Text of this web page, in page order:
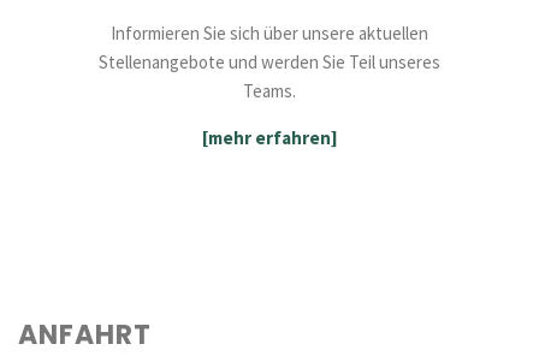
Informieren Sie sich über unsere aktuellen
Stellenangebote und werden Sie Teil unseres
Teams.
[mehr erfahren]
ANFAHRT